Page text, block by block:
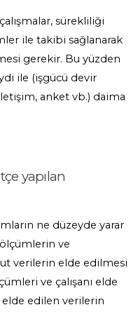
sürekliliği
ile takibi sağlanarak
gerekir. Bu yüzden
ile (işgücü devir
anket vb.) daima
yapılan
ne düzeyde yarar
ve
verilerin elde edilmesi
ve çalışanı elde
edilen verilerin